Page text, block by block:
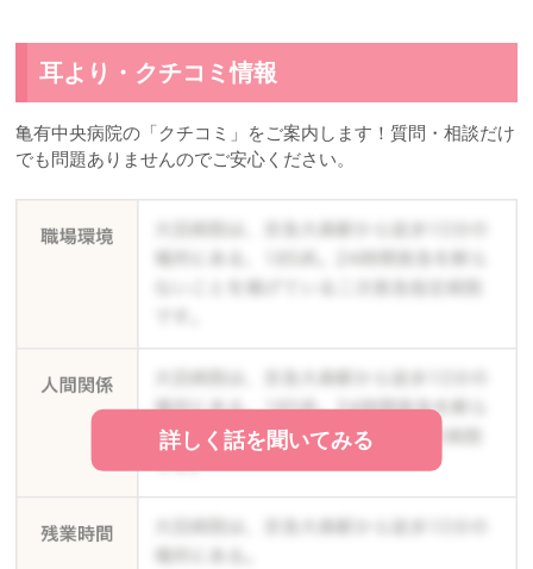
耳より・クチコミ情報
亀有中央病院の「クチコミ」をご案内します！質問・相談だけ
でも問題ありませんのでご安心ください。
詳しく話を聞いてみる